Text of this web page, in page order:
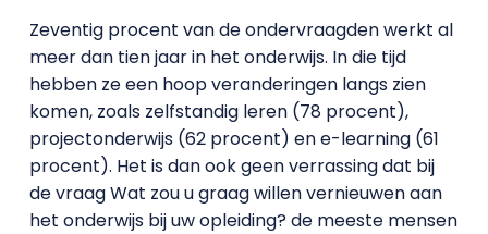
Zeventig procent van de ondervraagden werkt al
meer dan tien jaar in het onderwijs. In die tijd
hebben ze een hoop veranderingen langs zien
komen, zoals zelfstandig leren (78 procent),
projectonderwijs (62 procent) en e-learning (61
procent). Het is dan ook geen verrassing dat bij
de vraag Wat zou u graag willen vernieuwen aan
het onderwijs bij uw opleiding? de meeste mensen